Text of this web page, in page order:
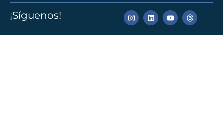
¡Síguenos!